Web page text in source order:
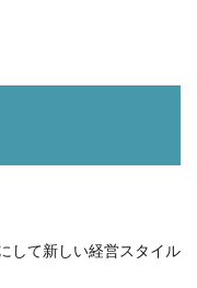
して新しい経営スタイル